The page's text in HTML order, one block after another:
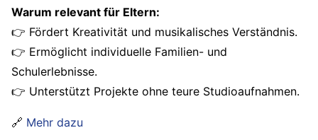
Warum relevant für Eltern:
👉 Fördert Kreativität und musikalisches Verständnis.
👉 Ermöglicht individuelle Familien- und
Schulerlebnisse.
👉 Unterstützt Projekte ohne teure Studioaufnahmen.
🔗 Mehr dazu